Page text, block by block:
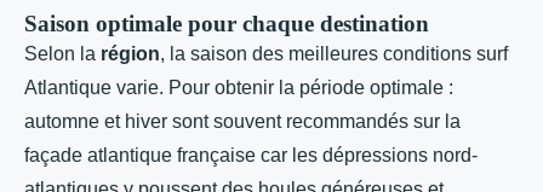
Saison optimale pour chaque destination
Selon la région, la saison des meilleures conditions surf
Atlantique varie. Pour obtenir la période optimale :
automne et hiver sont souvent recommandés sur la
façade atlantique française car les dépressions nord-